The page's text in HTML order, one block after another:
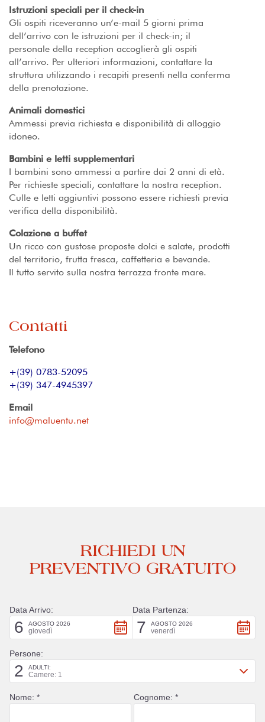
Istruzioni speciali per il check-in
Gli ospiti riceveranno un’e-mail 5 giorni prima
dell’arrivo con le istruzioni per il check-in; il
personale della reception accoglierà gli ospiti
all’arrivo. Per ulteriori informazioni, contattare la
struttura utilizzando i recapiti presenti nella conferma
della prenotazione.
Animali domestici
Ammessi previa richiesta e disponibilità di alloggio
idoneo.
Bambini e letti supplementari
I bambini sono ammessi a partire dai 2 anni di età.
Per richieste speciali, contattare la nostra reception.
Culle e letti aggiuntivi possono essere richiesti previa
verifica della disponibilità.
Colazione a buffet
Un ricco con gustose proposte dolci e salate, prodotti
del territorio, frutta fresca, caffetteria e bevande.
Il tutto servito sulla nostra terrazza fronte mare.
Contatti
Telefono
+(39) 0783-52095
+(39) 347-4945397
Email
info@maluentu.net
RICHIEDI UN
PREVENTIVO GRATUITO